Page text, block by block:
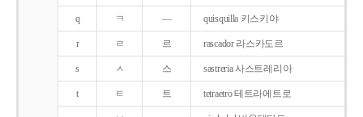
q ㅋ ― quisquilla 키스키야
r ㄹ 르 rascador 라스카도르
s ㅅ 스 sastreria 사스트레리아
t ㅌ 트 tetraetro 테트라에트로